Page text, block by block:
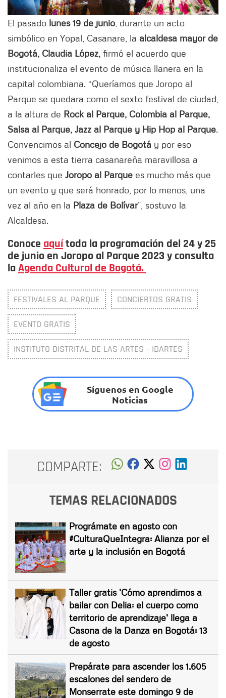
El pasado lunes 19 de junio , durante un acto
simbólico en Yopal, Casanare, la alcaldesa mayor de
Bogotá, Claudia López, firmó el acuerdo que
institucionaliza el evento de música llanera en la
capital colombiana. “Queríamos que Joropo al
Parque se quedara como el sexto festival de ciudad,
a la altura de Rock al Parque, Colombia al Parque,
Salsa al Parque, Jazz al Parque y Hip Hop al Parque.
Convencimos al Concejo de Bogotá y por eso
venimos a esta tierra casanareña maravillosa a
contarles que Joropo al Parque es mucho más que
un evento y que será honrado, por lo menos, una
vez al año en la Plaza de Bolívar”, sostuvo la
Alcaldesa.
Conoce aquítoda la programación del 24 y 25
de junio en Joropo al Parque 2023 y consulta
laAgenda Cultural de Bogotá.
FESTIVALES AL PARQUE CONCIERTOS GRATIS
EVENTO GRATIS
INSTITUTO DISTRITAL DE LAS ARTES - IDARTES
Síguenos en Google
Noticias
COMPARTE:
TEMAS RELACIONADOS
Prográmate en agosto con
#CulturaQueIntegra: Alianza por el
arte y la inclusión en Bogotá
Taller gratis 'Cómo aprendimos a
bailar con Delia: el cuerpo como
territorio de aprendizaje' llega a
Casona de la Danza en Bogotá: 13
de agosto
Prepárate para ascender los 1.605
escalones del sendero de
Monserrate este domingo 9 de